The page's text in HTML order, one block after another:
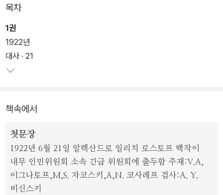
두 번의 혁명 이후 1920년대 러시아, 서른세 살의 알렉산드로 로스토
프 백작은 모스크바의 메트로폴 호텔을 벗어날 경우 총살형에 처한다
는 '종신 연금형'을 선고받는다. 프롤레타리아의 시대에서 제거되어야
마땅한 신분이지만 혁명에 동조하는 시를 쓴 과거의 공을 인정받아
거처를 스위트룸에서 하인용 다락방으로 옮기고 귀족으로서 누리던
다. 호텔은 백작의 세련되고 고상한 취향과 자상하고 긍정적인 성격
을 지킬 수 있는 피난처이자 모험과 새로운 만남의 장소, 사랑과 우정
을 키워나가는 좋은 집이기도 했다.
목차
1권
1922년
대사 · 21
책속에서
첫문장
1922년 6월 21일 알렉산드로 일리치 로스토프 백작이
내무 인민위원회 소속 긴급 위원회에 출두함 주재:V.A,
이그나토프,M,S. 자코스키,A,N. 코사레프 검사:A. Y.
비신스키